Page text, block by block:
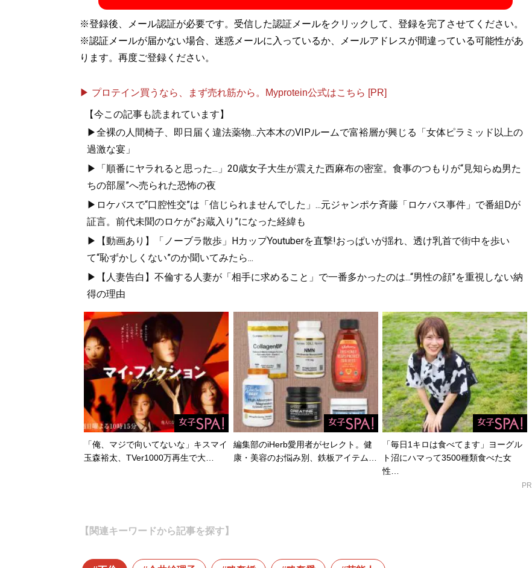
※登録後、メール認証が必要です。受信した認証メールをクリックして、登録を完了させてください。
※認証メールが届かない場合、迷惑メールに入っているか、メールアドレスが間違っている可能性があ
ります。再度ご登録ください。
▶ プロテイン買うなら、まず売れ筋から。Myprotein公式はこちら [PR]
【今この記事も読まれています】
▶全裸の人間椅子、即日届く違法薬物...六本木のVIPルームで富裕層が興じる「女体ピラミッド以上の
過激な宴」
▶「順番にヤラれると思った...」20歳女子大生が震えた西麻布の密室。食事のつもりが“見知らぬ男た
ちの部屋”へ売られた恐怖の夜
▶ロケバスで“口腔性交”は「信じられませんでした」...元ジャンポケ斉藤「ロケバス事件」で番組Dが
証言。前代未聞のロケが“お蔵入り”になった経緯も
▶【動画あり】「ノーブラ散歩」HカップYoutuberを直撃!おっぱいが揺れ、透け乳首で街中を歩い
て“恥ずかしくない”のか聞いてみたら...
▶【人妻告白】不倫する人妻が「相手に求めること」で一番多かったのは...“男性の顔”を重視しない納
得の理由
「俺、マジで向いてないな」キスマイ
玉森裕太、TVer1000万再生で大…
編集部のiHerb愛用者がセレクト。健
康・美容のお悩み別、鉄板アイテム…
「毎日1キロは食べてます」ヨーグル
ト沼にハマって3500種類食べた女
性…
PR
【関連キーワードから記事を探す】